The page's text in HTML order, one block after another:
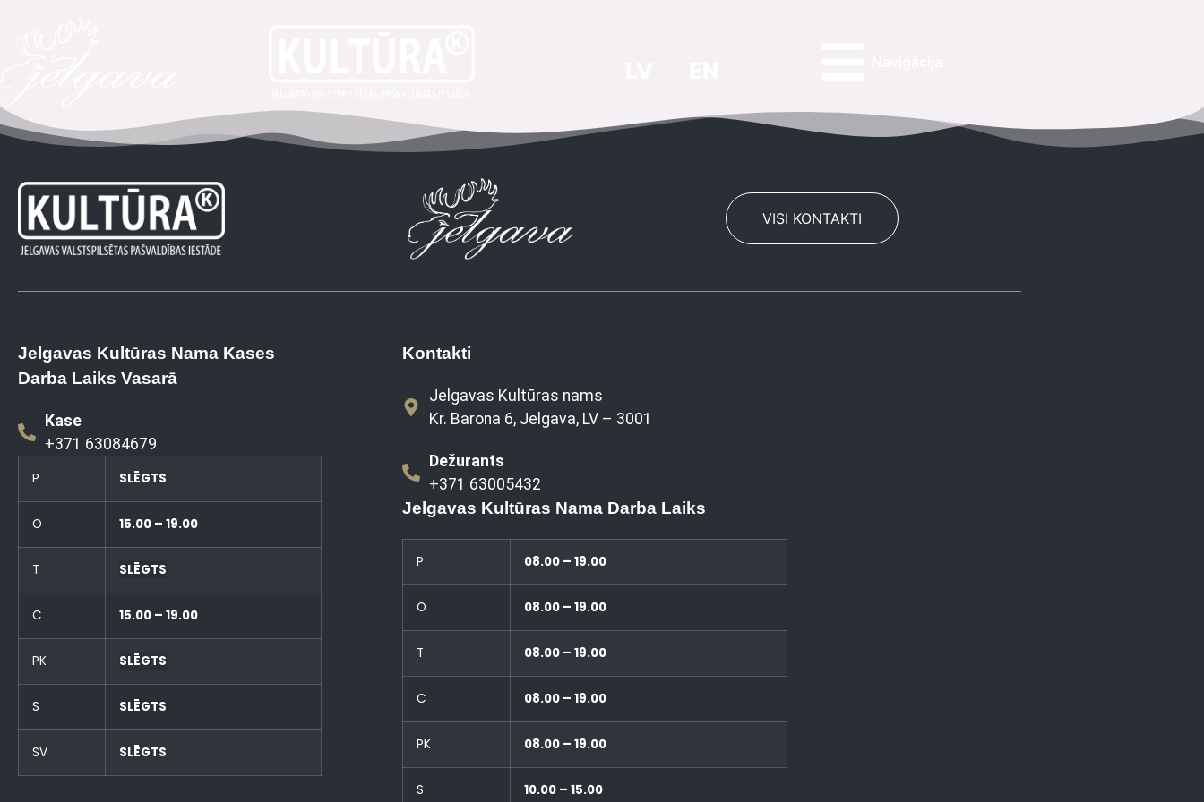
VISI KONTAKTI
Jelgavas Kultūras Nama Kases
Darba Laiks Vasarā
Kase
+371 63084679
P SLĒGTS
O 15.00 – 19.00
T SLĒGTS
C 15.00 – 19.00
PK SLĒGTS
S SLĒGTS
SV SLĒGTS
Kontakti
Jelgavas Kultūras nams
Kr. Barona 6, Jelgava, LV – 3001
Dežurants
+371 63005432
Jelgavas Kultūras Nama Darba Laiks
P 08.00 – 19.00
O 08.00 – 19.00
T 08.00 – 19.00
C 08.00 – 19.00
PK 08.00 – 19.00
S 10.00 – 15.00